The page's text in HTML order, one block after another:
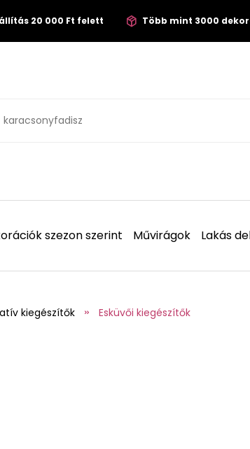
20 000 Ft felett Több mint 3000
szezon szerint Művirágok Lakás
kiegészítők Esküvői kiegészítők